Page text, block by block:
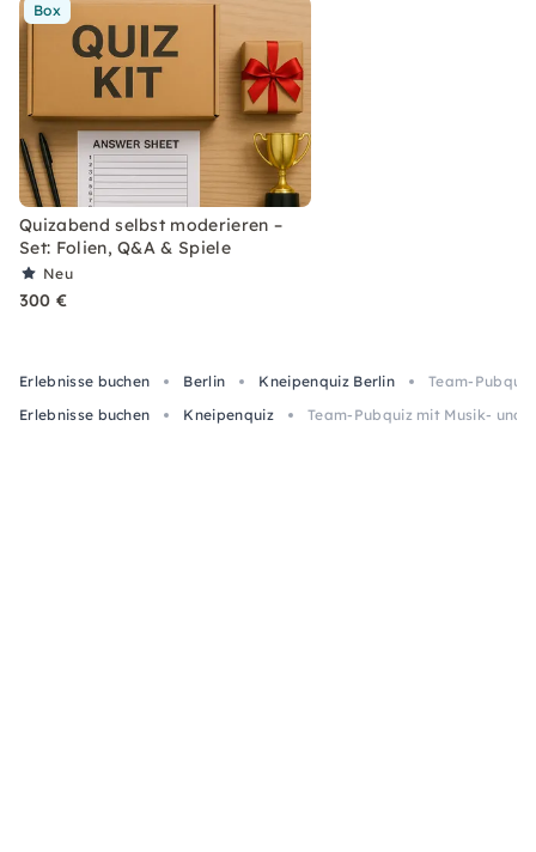
Box
Quizabend selbst moderieren –
Set: Folien, Q&A & Spiele
Neu
300 €
Erlebnisse buchen Berlin Kneipenquiz Berlin
Team-
Erlebnisse buchen
Kneipenquiz Team-Pubquiz mit Musik- und